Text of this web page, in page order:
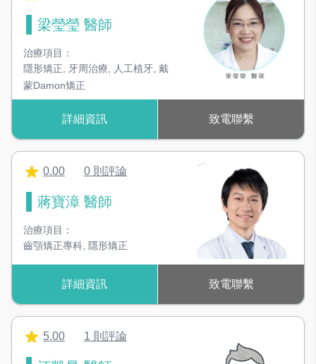
梁瑩瑩 醫師
治療項目：
隱形矯正
牙周治療 人工植牙 戴
蒙Damon矯正
詳細資訊 致電聯繫
0.00 0 則評論
蔣寶漳 醫師
治療項目：
齒顎矯正專科
隱形矯正
詳細資訊 致電聯繫
5.00 1 則評論